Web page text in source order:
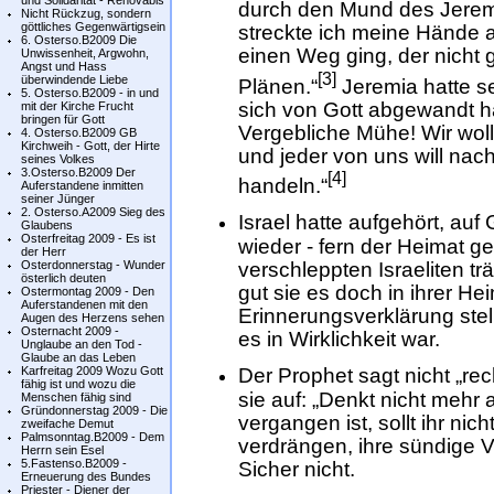
Nicht Rückzug, sondern
göttliches Gegenwärtigsein
6. Osterso.B2009 Die
Unwissenheit, Argwohn,
Angst und Hass
überwindende Liebe
5. Osterso.B2009 - in und
mit der Kirche Frucht
bringen für Gott
4. Osterso.B2009 GB
Kirchweih - Gott, der Hirte
seines Volkes
3.Osterso.B2009 Der
Auferstandene inmitten
seiner Jünger
2. Osterso.A2009 Sieg des
Glaubens
Osterfreitag 2009 - Es ist
der Herr
Osterdonnerstag - Wunder
österlich deuten
Ostermontag 2009 - Den
Auferstandenen mit den
Augen des Herzens sehen
Osternacht 2009 -
Unglaube an den Tod -
Glaube an das Leben
Karfreitag 2009 Wozu Gott
fähig ist und wozu die
Menschen fähig sind
Gründonnerstag 2009 - Die
zweifache Demut
Palmsonntag.B2009 - Dem
Herrn sein Esel
5.Fastenso.B2009 -
Erneuerung des Bundes
Priester - Diener der
durch den Mund des
streckte ich meine Hände
einen Weg ging, der nicht
Plänen.“[3] Jeremia hatte
sich von Gott abgewandt
Vergebliche Mühe! Wir
und jeder von uns will
handeln.“[4]
Israel hatte aufgehört, auf
wieder - fern der Heimat
verschleppten Israeliten
gut sie es doch in ihrer
Erinnerungsverklärung
es in Wirklichkeit war.
Der Prophet sagt nicht
sie auf: „Denkt nicht mehr
vergangen ist, sollt ihr
verdrängen, ihre sündige
Sicher nicht.